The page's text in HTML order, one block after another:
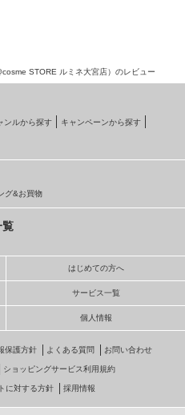
STORE ルミネ大宮店）のレビュー
ンルから探す キャンペーンから探す
グ&お買物
覧
はじめての方へ
サービス一覧
個人情報
保護方針 よくある質問 お問い合わせ
ショッピングサービス利用規約
に対する方針 採用情報